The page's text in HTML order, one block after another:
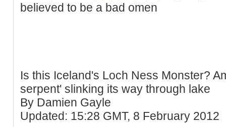
believed to be a bad omen
Is this Iceland's Loch Ness Monster?
serpent' slinking its way through lake
By Damien Gayle
Updated: 15:28 GMT, 8 February 2012